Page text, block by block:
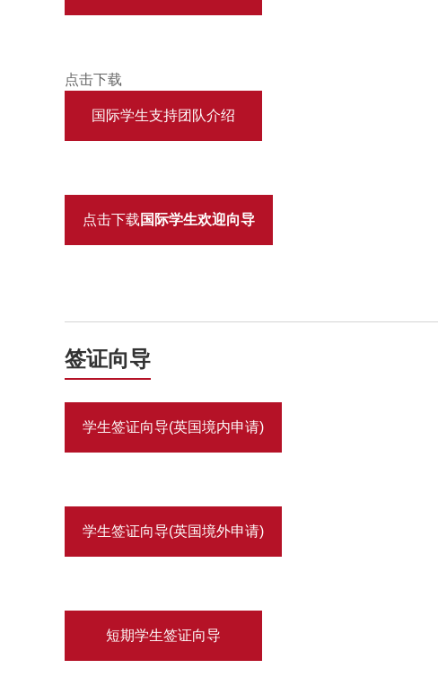
点击下载
国际学生支持团队介绍
点击下载 国际学生欢迎向导
签证向导
学生签证向导(英国境内申请)
学生签证向导(英国境外申请)
短期学生签证向导